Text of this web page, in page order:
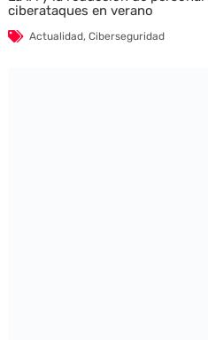
ciberataques en verano
Actualidad, Ciberseguridad